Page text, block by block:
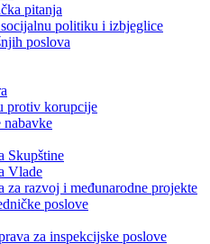
pitanja
politiku i izbjeglice
poslova
protiv korupcije
nabavke
Skupštine
Vlade
za razvoj i međunarodne projekte
poslove
za inspekcijske poslove